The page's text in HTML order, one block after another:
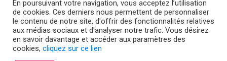
En poursuivant votre navigation, vous acceptez l’utilisation
de cookies. Ces derniers nous permettent de personnaliser
le contenu de notre site, d'offrir des fonctionnalités relatives
aux médias sociaux et d'analyser notre trafic. Vous désirez
en savoir davantage et accéder aux paramètres des
cookies, cliquez sur ce lien